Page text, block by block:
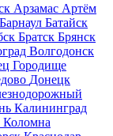
Арзамас Артём
Барнаул Батайск
Братск Брянск
Волгодонск
Городище
Донецк
Калининград
Коломна